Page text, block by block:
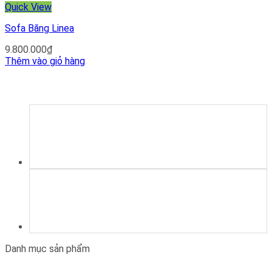
Quick View
Sofa Băng Linea
9.800.000₫
Thêm vào giỏ hàng
Danh mục sản phẩm